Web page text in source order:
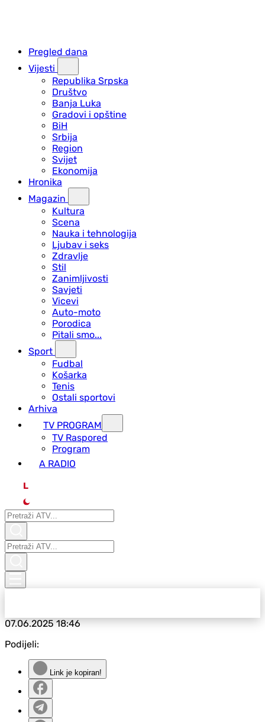
Pregled dana
Vijesti
Republika Srpska
Društvo
Banja Luka
Gradovi i opštine
BiH
Srbija
Region
Svijet
Ekonomija
Hronika
Magazin
Kultura
Scena
Nauka i tehnologija
Ljubav i seks
Zdravlje
Stil
Zanimljivosti
Savjeti
Vicevi
Auto-moto
Porodica
Pitali smo...
Sport
Fudbal
Košarka
Tenis
Ostali sportovi
Arhiva
TV PROGRAM
ТV Raspored
Program
A RADIO
L
07.06.202518:46
Podijeli:
Link je kopiran!